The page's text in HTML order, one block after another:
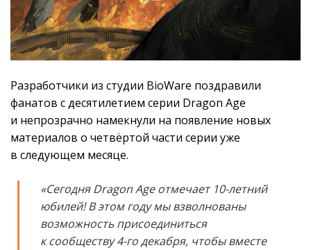
Разработчики из студии BioWare поздравили
фанатов с десятилетием серии Dragon Age
и непрозрачно намекнули на появление новых
материалов о четвёртой части серии уже
в следующем месяце.
«Сегодня Dragon Age отмечает 10-летний
юбилей! В этом году мы взволнованы
возможность присоединиться
к сообществу 4-го декабря, чтобы вместе